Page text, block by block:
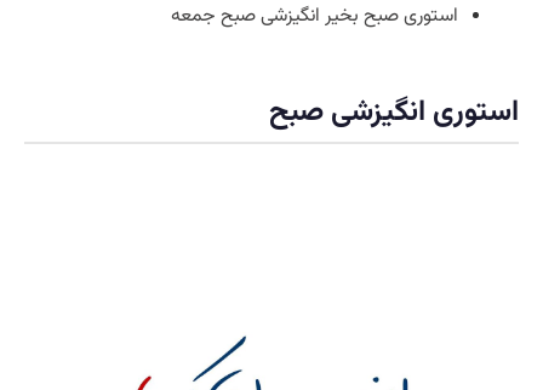
استوری صبح بخیر انگیزشی صبح جمعه
استوری انگیزشی صبح